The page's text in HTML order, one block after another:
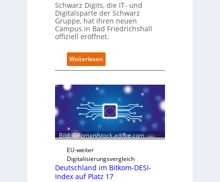
n
s
a
u
e
r
i
t
g
r
e
r
Schwarz Digits, die IT- und
Digitalsparte der Schwarz
Gruppe, hat ihren neuen
Campus in Bad Friedrichshall
offiziell eröffnet.
Weiterlesen:
S
h
w
a
r
z
D
i
t
s
Bild: ©Roman/stock.adobe.com
EU-weiter
Digitalisierungsvergleich
Deutschland im Bitkom-DESI-
Index auf Platz 17